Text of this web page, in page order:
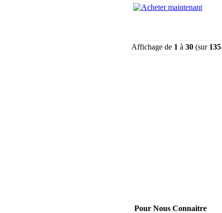
Affichage de 1 à 30 (sur 135
Pour Nous Connaitre